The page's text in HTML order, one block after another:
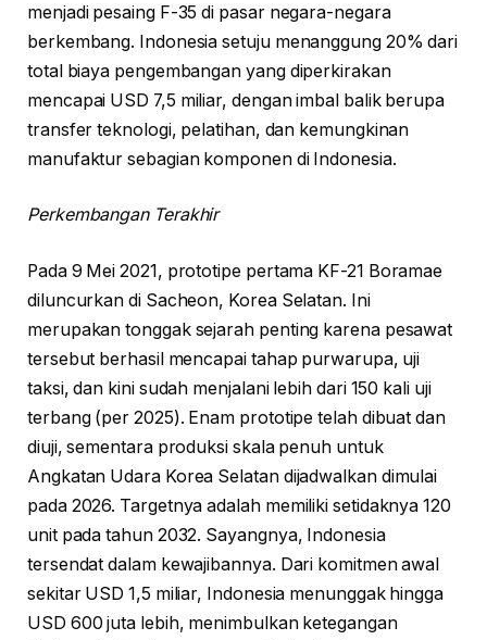
menjadi pesaing F-35 di pasar negara-negara
berkembang. Indonesia setuju menanggung 20% dari
total biaya pengembangan yang diperkirakan
mencapai USD 7,5 miliar, dengan imbal balik berupa
transfer teknologi, pelatihan, dan kemungkinan
manufaktur sebagian komponen di Indonesia.
Perkembangan Terakhir
Pada 9 Mei 2021, prototipe pertama KF-21 Boramae
diluncurkan di Sacheon, Korea Selatan. Ini
merupakan tonggak sejarah penting karena pesawat
tersebut berhasil mencapai tahap purwarupa, uji
taksi, dan kini sudah menjalani lebih dari 150 kali uji
terbang (per 2025). Enam prototipe telah dibuat dan
diuji, sementara produksi skala penuh untuk
Angkatan Udara Korea Selatan dijadwalkan dimulai
pada 2026. Targetnya adalah memiliki setidaknya 120
unit pada tahun 2032. Sayangnya, Indonesia
tersendat dalam kewajibannya. Dari komitmen awal
sekitar USD 1,5 miliar, Indonesia menunggak hingga
USD 600 juta lebih, menimbulkan ketegangan